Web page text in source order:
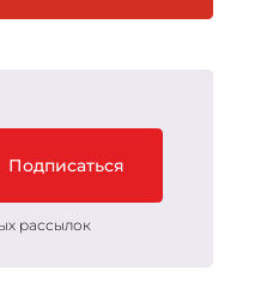
Подписаться
рассылок